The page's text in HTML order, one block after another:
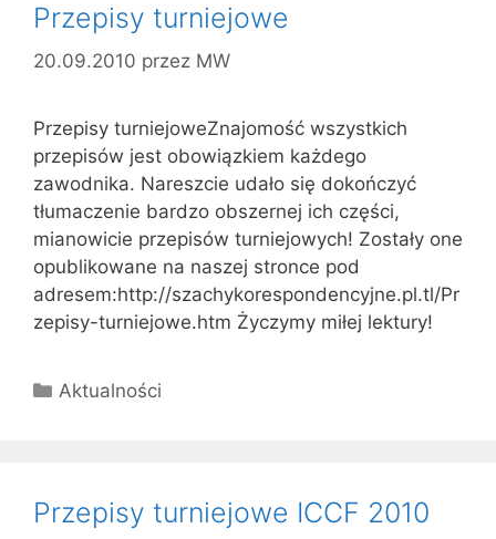
Przepisy turniejowe
20.09.2010 przez MW
Przepisy turniejoweZnajomość wszystkich
przepisów jest obowiązkiem każdego
zawodnika. Nareszcie udało się dokończyć
tłumaczenie bardzo obszernej ich części,
mianowicie przepisów turniejowych! Zostały one
opublikowane na naszej stronce pod
adresem:http://szachykorespondencyjne.pl.tl/Pr
zepisy-turniejowe.htm Życzymy miłej lektury!
Kategorie
Aktualności
Przepisy turniejowe ICCF 2010